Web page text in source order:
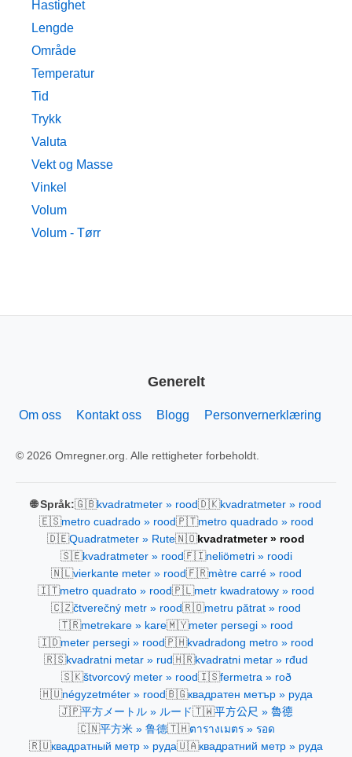
Hastighet
Lengde
Område
Temperatur
Tid
Trykk
Valuta
Vekt og Masse
Vinkel
Volum
Volum - Tørr
Generelt
Om oss Kontakt oss Blogg Personvernerklæring
© 2026 Omregner.org. Alle rettigheter forbeholdt.
🌐 Språk:🇬🇧kvadratmeter » rood🇩🇰kvadratmeter » rood
🇪🇸metro cuadrado » rood🇵🇹metro quadrado » rood
🇩🇪Quadratmeter » Rute🇳🇴kvadratmeter » rood
🇸🇪kvadratmeter » rood🇫🇮neliömetri » roodi
🇳🇱vierkante meter » rood🇫🇷mètre carré » rood
🇮🇹metro quadrato » rood🇵🇱metr kwadratowy » rood
🇨🇿čtverečný metr » rood🇷🇴metru pătrat » rood
🇹🇷metrekare » kare🇲🇾meter persegi » rood
🇮🇩meter persegi » rood🇵🇭kvadradong metro » rood
🇷🇸kvadratni metar » rud🇭🇷kvadratni metar » rđud
🇸🇰štvorcový meter » rood🇮🇸fermetra » roð
🇭🇺négyzetméter » rood🇧🇬квадратен метър » руда
🇯🇵平方メートル » ルード🇹🇼平方公尺 » 魯德
🇨🇳平方米 » 鲁德🇹🇭ตารางเมตร » รอด
🇷🇺квадратный метр » руда🇺🇦квадратний метр » руда